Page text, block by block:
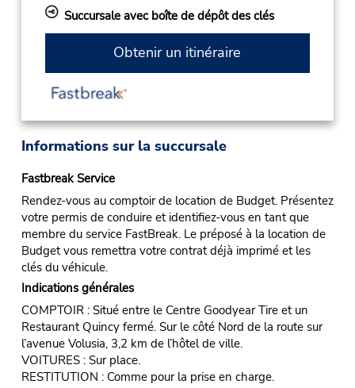
Succursale avec boîte de dépôt des clés
Obtenir un itinéraire
Informations sur la succursale
Fastbreak Service
Rendez-vous au comptoir de location de Budget. Présentez
votre permis de conduire et identifiez-vous en tant que
membre du service FastBreak. Le préposé à la location de
Budget vous remettra votre contrat déjà imprimé et les
clés du véhicule.
Indications générales
COMPTOIR : Situé entre le Centre Goodyear Tire et un
Restaurant Quincy fermé. Sur le côté Nord de la route sur
l’avenue Volusia, 3,2 km de l’hôtel de ville.
VOITURES : Sur place.
RESTITUTION : Comme pour la prise en charge.